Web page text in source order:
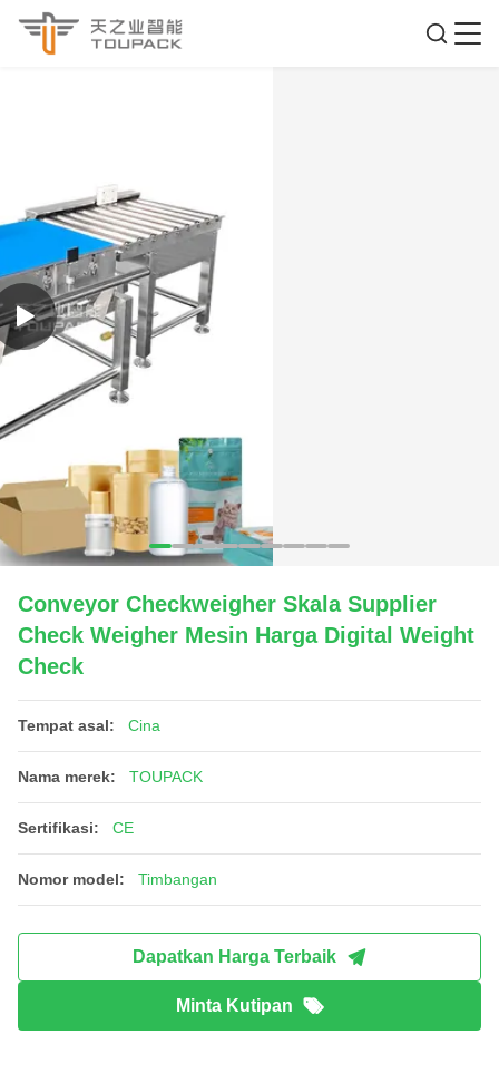
Conveyor Checkweigher Skala Supplier
Check Weigher Mesin Harga Digital Weight
Check
Tempat asal: Cina
Nama merek: TOUPACK
Sertifikasi: CE
Nomor model: Timbangan
Dapatkan Harga Terbaik
Minta Kutipan